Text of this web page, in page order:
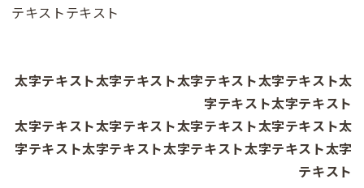
テキストテキスト
太字テキスト太字テキスト太字テキスト太字テキスト太
字テキスト太字テキスト
太字テキスト太字テキスト太字テキスト太字テキスト太
字テキスト太字テキスト太字テキスト太字テキスト太字
テキスト